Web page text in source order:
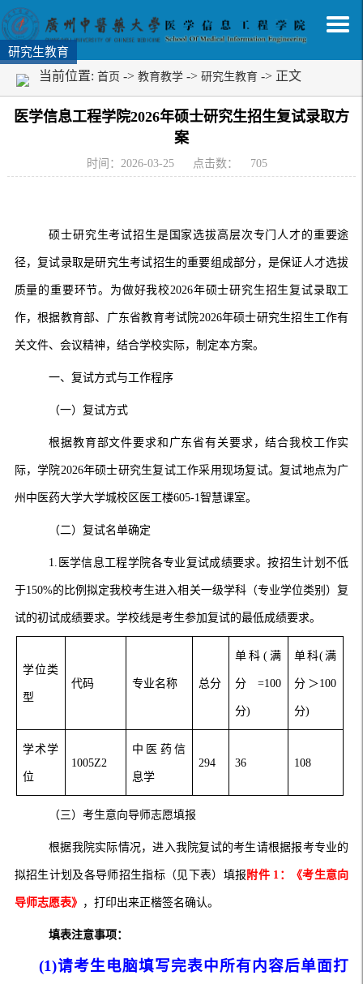
研究生教育
当前位置: 首页 -> 教育教学 -> 研究生教育 -> 正文
医学信息工程学院2026年硕士研究生招生复试录取方
案
时间：2026-03-25 点击数： 705
硕士研究生考试招生是国家选拔高层次专门人才的重要途
径，复试录取是研究生考试招生的重要组成部分，是保证人才选拔
质量的重要环节。为做好我校2026年硕士研究生招生复试录取工
作，根据教育部、广东省教育考试院2026年硕士研究生招生工作有
关文件、会议精神，结合学校实际，制定本方案。
一、复试方式与工作程序
（一）复试方式
根据教育部文件要求和广东省有关要求，结合我校工作实
际，学院2026年硕士研究生复试工作采用现场复试。复试地点为广
州中医药大学大学城校区医工楼605-1智慧课室。
（二）复试名单确定
1. 医学信息工程学院各专业复试成绩要求。按招生计划不低
于150%的比例拟定我校考生进入相关一级学科（专业学位类别）复
试的初试成绩要求。学校线是考生参加复试的最低成绩要求。
学位类
型
代码 专业名称 总分
单科(满
分=100
分)
单科(满
分＞100
分)
学术学
位
1005Z2
中医药信
息学
294 36 108
（三）考生意向导师志愿填报
根据我院实际情况，进入我院复试的考生请根据报考专业的
拟招生计划及各导师招生指标（见下表）填报 附件 1：《考生意向
导师志愿表》 ，打印出来正楷签名确认。
填表注意事项：
(1)请考生电脑填写完表中所有内容后单面打